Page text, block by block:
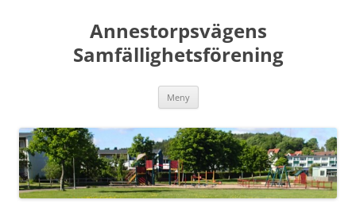
Annestorpsvägens
Samfällighetsförening
Meny